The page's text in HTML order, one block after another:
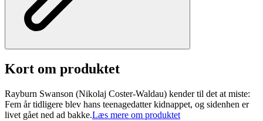
Kort om produktet
Rayburn Swanson (Nikolaj Coster-Waldau) kender til det at miste:
Fem år tidligere blev hans teenagedatter kidnappet, og sidenhen er
livet gået ned ad bakke.Læs mere om produktet